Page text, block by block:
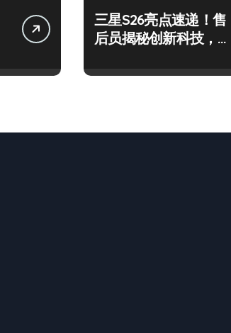
三星S26亮点速递！售
后员揭秘创新科技，玩